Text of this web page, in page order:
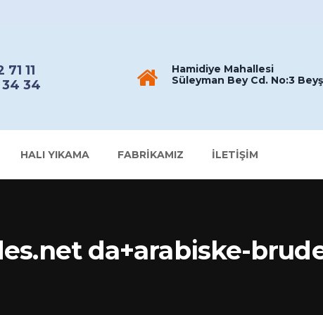
11
34 34
Hamidiye Mahallesi
Süleyman Bey Cd. No:3
HALI YIKAMA FABRIKAMIZ İLETIŞIM
da+arabiske-